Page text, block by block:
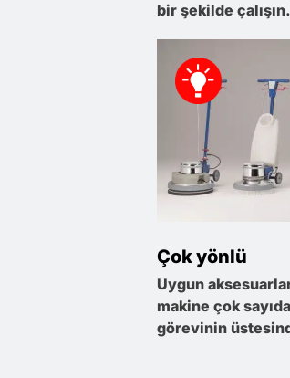
bir şekilde çalışın.
Çok yönlü
Uygun
makine çok
görevinin